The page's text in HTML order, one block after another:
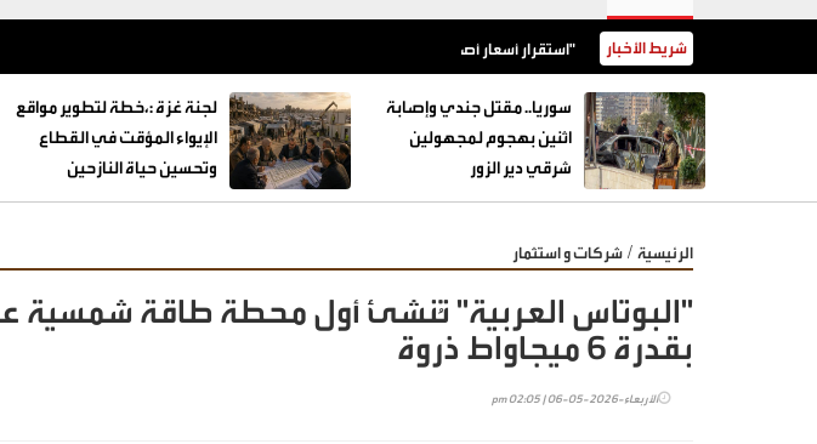
شريط الأخبار استقرار أسعار أصناف عديدة من الخضار مع ورود كميات وافرة إلى "السوق المركزي"
سوريا.. مقتل جندي وإصابة
اثنين بهجوم لمجهولين
شرقي دير الزور
لجنة غزة :،خطة لتطوير مواقع
الإيواء المؤقت في القطاع
وتحسين حياة النازحين
الرئيسية / شركات و استثمار
"البوتاس العربية" تُنشئ أول محطة طاقة شمسية
بقدرة 6 ميجاواط ذروة
الأربعاء-2026-05-06 | 02:05 pm